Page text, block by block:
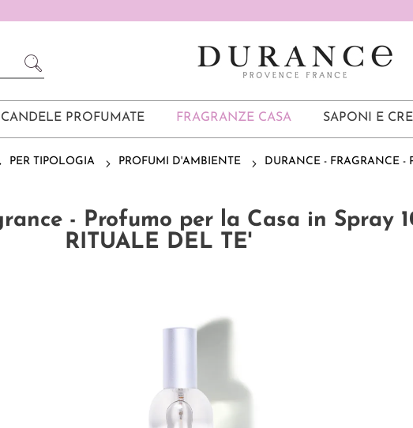
CANDELE PROFUMATE FRAGRANZE CASA SAPONI E
PER TIPOLOGIA PROFUMI D'AMBIENTE DURANCE - FRAGRANCE -
- Profumo per la Casa in Spray
RITUALE DEL TE'